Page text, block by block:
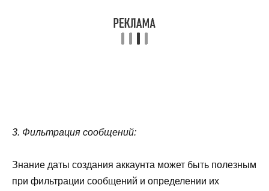
3. Фильтрация сообщений:
Знание даты создания аккаунта может быть полезным
при фильтрации сообщений и определении их